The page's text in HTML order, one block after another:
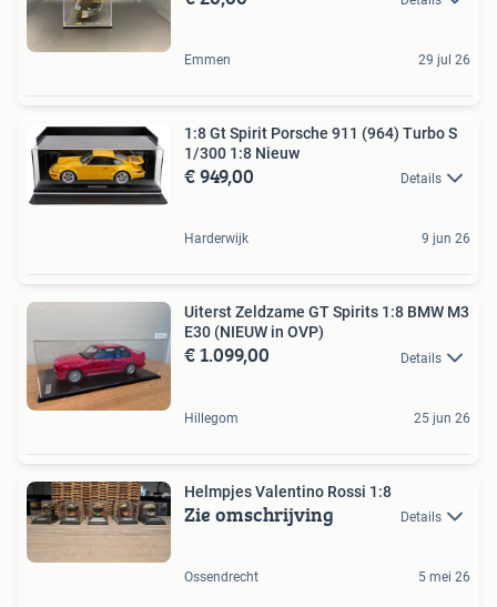
Emmen 29 jul 26
1:8 Gt Spirit Porsche 911 (964) Turbo S
1/300 1:8 Nieuw
€ 949,00 Details
Harderwijk 9 jun 26
Uiterst Zeldzame GT Spirits 1:8 BMW M3
E30 (NIEUW in OVP)
€ 1.099,00 Details
Hillegom 25 jun 26
Helmpjes Valentino Rossi 1:8
Zie omschrijving Details
Ossendrecht 5 mei 26